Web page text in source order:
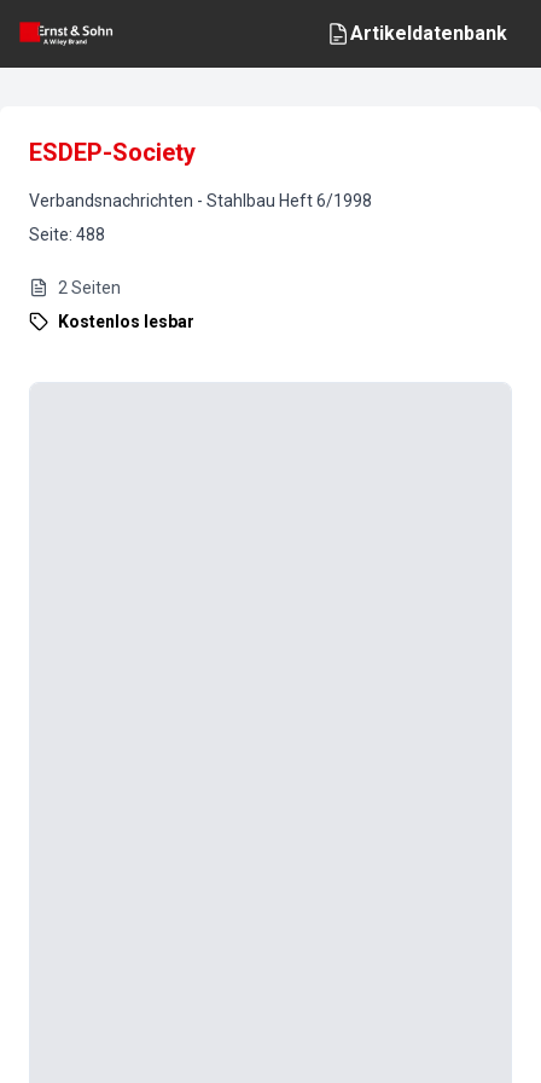
Artikeldatenbank
ESDEP-Society
Verbandsnachrichten - Stahlbau Heft6/1998
Seite: 488
2 Seiten
Kostenlos lesbar